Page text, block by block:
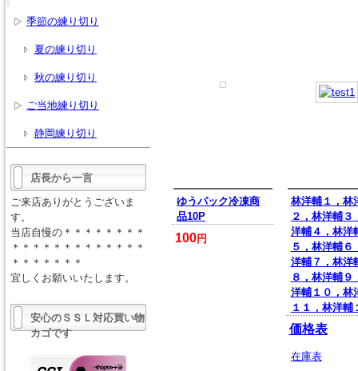
ゆうパック冷凍商
品10P
100円
林洋輔１，林
２，林洋輔３
洋輔４，林洋
５，林洋輔６
洋輔７，林洋
８，林洋輔９
洋輔１０，林
１１，林洋輔
価格表
在庫表
季節の練り切り
夏の練り切り
秋の練り切り
ご当地練り切り
静岡練り切り
店長から一言
ご来店ありがとうございま
す。
当店自慢の＊＊＊＊＊＊＊＊
＊＊＊＊＊＊＊＊＊＊＊＊＊
＊＊＊＊＊＊＊
宜しくお願いいたします。
安心のＳＳＬ対応買い物
カゴです